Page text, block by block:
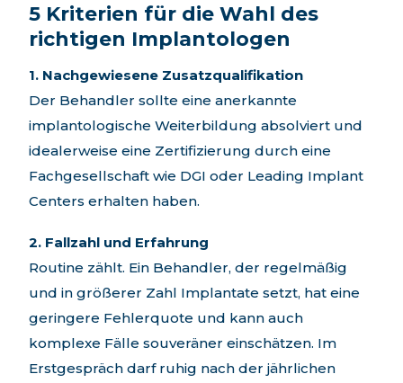
5 Kriterien für die Wahl des
richtigen Implantologen
1. Nachgewiesene Zusatzqualifikation
Der Behandler sollte eine anerkannte
implantologische Weiterbildung absolviert und
idealerweise eine Zertifizierung durch eine
Fachgesellschaft wie DGI oder Leading Implant
Centers erhalten haben.
2. Fallzahl und Erfahrung
Routine zählt. Ein Behandler, der regelmäßig
und in größerer Zahl Implantate setzt, hat eine
geringere Fehlerquote und kann auch
komplexe Fälle souveräner einschätzen. Im
Erstgespräch darf ruhig nach der jährlichen